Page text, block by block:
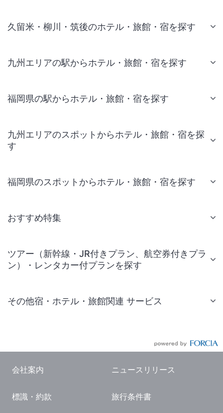
久留米・柳川・筑後のホテル・旅館・宿を探す
九州エリアの駅からホテル・旅館・宿を探す
福岡県の駅からホテル・旅館・宿を探す
九州エリアのスポットからホテル・旅館・宿を探
す
福岡県のスポットからホテル・旅館・宿を探す
おすすめ特集
ツアー（新幹線・JR付きプラン、航空券付きプラ
ン）・レンタカー付プランを探す
その他宿・ホテル・旅館関連 サービス
国内観光ガイド
会社案内 ニュースリリース
標識・約款 旅行条件書